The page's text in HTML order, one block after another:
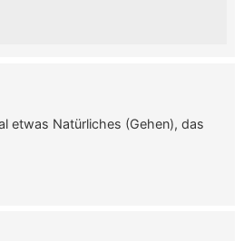
etwas Natürliches (Gehen), das